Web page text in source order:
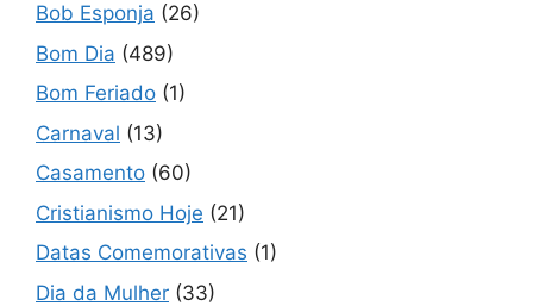
Bob Esponja (26)
Bom Dia (489)
Bom Feriado (1)
Carnaval (13)
Casamento (60)
Cristianismo Hoje (21)
Datas Comemorativas (1)
Dia da Mulher (33)